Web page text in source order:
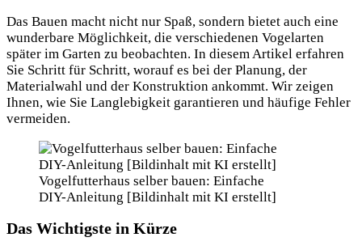
Das Bauen macht nicht nur Spaß, sondern bietet auch eine
wunderbare Möglichkeit, die verschiedenen Vogelarten
später im Garten zu beobachten. In diesem Artikel erfahren
Sie Schritt für Schritt, worauf es bei der Planung, der
Materialwahl und der Konstruktion ankommt. Wir zeigen
Ihnen, wie Sie Langlebigkeit garantieren und häufige Fehler
vermeiden.
Vogelfutterhaus selber bauen: Einfache
DIY-Anleitung [Bildinhalt mit KI erstellt]
Das Wichtigste in Kürze